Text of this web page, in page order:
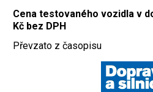
Cena testovaného vozidla v
Kč bez DPH
Převzato z časopisu